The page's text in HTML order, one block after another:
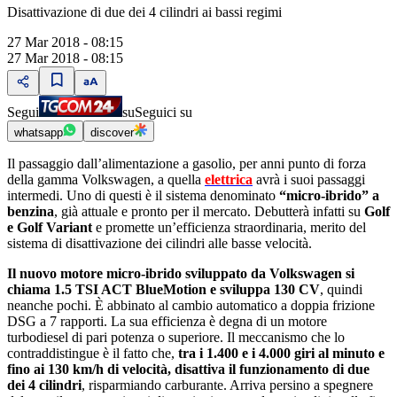
Disattivazione di due dei 4 cilindri ai bassi regimi
27 Mar 2018 - 08:15
27 Mar 2018 - 08:15
Segui suSeguici su
whatsapp discover
Il passaggio dallʼalimentazione a gasolio, per anni punto di forza
della gamma Volkswagen, a quella elettrica avrà i suoi passaggi
intermedi. Uno di questi è il sistema denominato “micro-ibrido” a
benzina, già attuale e pronto per il mercato. Debutterà infatti su Golf
e Golf Variant e promette unʼefficienza straordinaria, merito del
sistema di disattivazione dei cilindri alle basse velocità.
Il nuovo motore micro-ibrido sviluppato da Volkswagen si
chiama 1.5 TSI ACT BlueMotion e sviluppa 130 CV, quindi
neanche pochi. È abbinato al cambio automatico a doppia frizione
DSG a 7 rapporti. La sua efficienza è degna di un motore
turbodiesel di pari potenza o superiore. Il meccanismo che lo
contraddistingue è il fatto che, tra i 1.400 e i 4.000 giri al minuto e
fino ai 130 km/h di velocità, disattiva il funzionamento di due
dei 4 cilindri, risparmiando carburante. Arriva persino a spegnere